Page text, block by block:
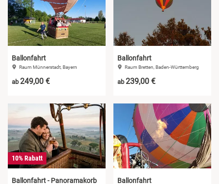
Ballonfahrt
Raum Münnerstadt, Bayern
ab249,00 €
Ballonfahrt
Raum Bretten, Baden-Württemberg
ab239,00 €
10% Rabatt
Ballonfahrt - Panoramakorb Ballonfahrt